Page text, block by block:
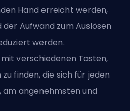
Hand erreicht werden,
Aufwand zum Auslösen
werden.
verschiedenen Tasten,
finden, die sich für jeden
am angenehmsten und